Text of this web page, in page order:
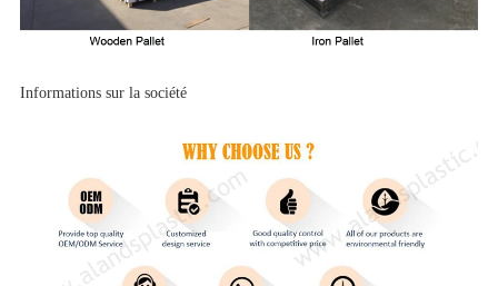
Informations sur la société